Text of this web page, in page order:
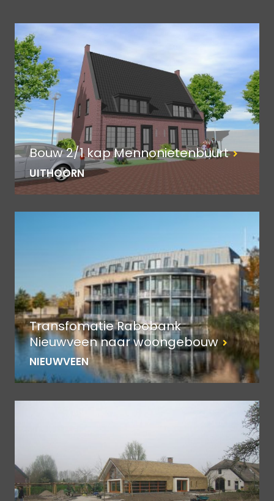
Bouw 2/1 kap Mennonietenbuurt
UITHOORN
Transfomatie Rabobank
Nieuwveen naar woongebouw
NIEUWVEEN